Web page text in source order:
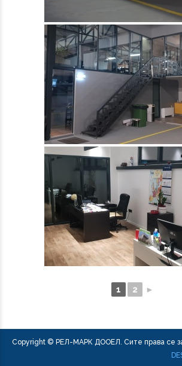
1 2 ►
Copyright © РЕЛ-МАРК ДООЕЛ. Сите права се